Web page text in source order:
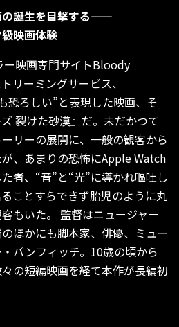
誕生を目撃する――
映画体験
ー映画専門サイトBloody
リーミングサービス、
恐ろしい”と表現した映画、そ
裂けた砂漠』だ。未だかつて
リーの展開に、一般の観客から
、あまりの恐怖にApple Watch
者、“音”と“光”に導かれ嘔吐し
ことすらできず胎児のように丸
もいた。 監督はニュージャー
ほかにも脚本家、俳優、ミュー
バンフィッチ。10歳の頃から
の短編映画を経て本作が長編初